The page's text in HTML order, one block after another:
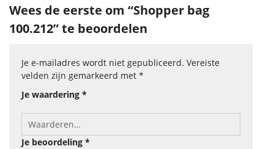
Wees de eerste om “Shopper bag
100.212” te beoordelen
Je e-mailadres wordt niet gepubliceerd. Vereiste
velden zijn gemarkeerd met *
Je waardering *
Je beoordeling *